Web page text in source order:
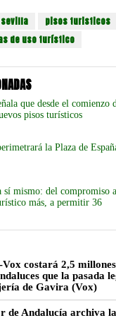
pisos turisticos
de uso turístico
que desde el comienzo
pisos turísticos
la Plaza de
sí mismo: del compromiso
más, a permitir 36
costará 2,5
que la pasada
de Gavira (Vox)
de Andalucía archiva